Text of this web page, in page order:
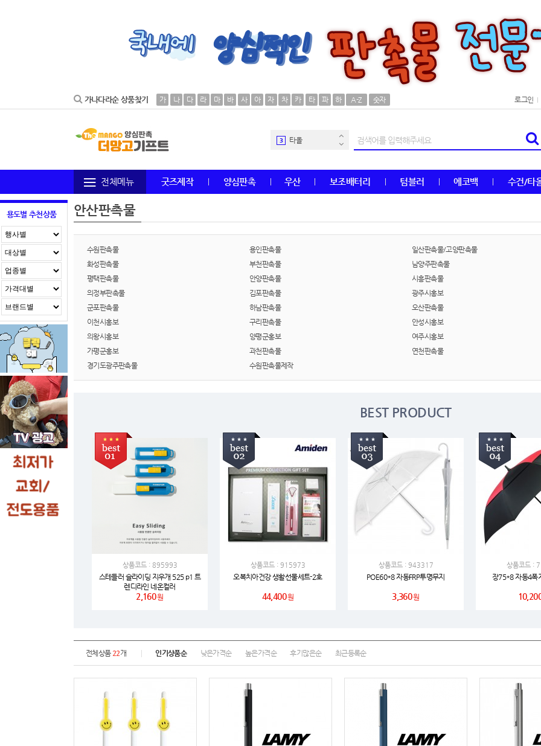
가나다라순 상품찾기 가 나 다 라 마 바 사 아 자 차 카 타 파 하 A-Z 숫자 로그인
30 AP-100106
3 타올
5 볼펜
양심판촉
7
10
11
12 보조배터리
16 쿠션
AP-100050
노트
19 스테들러
20 구급
전체메뉴 굿즈제작 양심판촉 우산 보조배터리 텀블러 에코백 수건/타
용도별 추천상품 안산판촉물
수원판촉물 용인판촉물
일산판촉물/고양판촉물
화성판촉물
부천판촉물
남양주판촉물
평택판촉물
안양판촉물
시흥판촉물
의정부판촉물
김포판촉물
광주시홍보
군포판촉물
하남판촉물
오산판촉물
이천시홍보
구리판촉물
안성시홍보
의왕시홍보
양평군홍보
여주시홍보
가평군홍보
과천판촉물
연천판촉물
경기도광주판촉물
수원판촉물제작
BEST PRODUCT
상품코드 : 895993
스테들러 슬라이딩 지우개 525 p1 트
렌디라인 네온컬러
2,160원
상품코드 : 915973
오복치아건강 생활선물세트-2호
44,400원
상품코드 : 943317
POE60*8 자동FRP투명무지
3,360원
상품코드 :
장75*8 자동4폭
전체상품 22개 인기상품순 낮은가격순 높은가격순 후기많은순 최근등록순